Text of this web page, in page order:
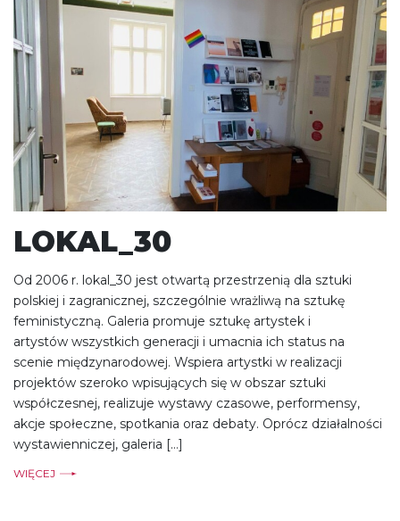
LOKAL_30
Od 2006 r. lokal_30 jest otwartą przestrzenią dla sztuki
polskiej i zagranicznej, szczególnie wrażliwą na sztukę
feministyczną. Galeria promuje sztukę artystek i
artystów wszystkich generacji i umacnia ich status na
scenie międzynarodowej. Wspiera artystki w realizacji
projektów szeroko wpisujących się w obszar sztuki
współczesnej, realizuje wystawy czasowe, performensy,
akcje społeczne, spotkania oraz debaty. Oprócz działalności
wystawienniczej, galeria […]
WIĘCEJ